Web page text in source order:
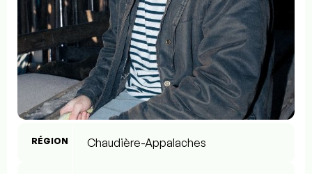
RÉGION Chaudière-Appalaches